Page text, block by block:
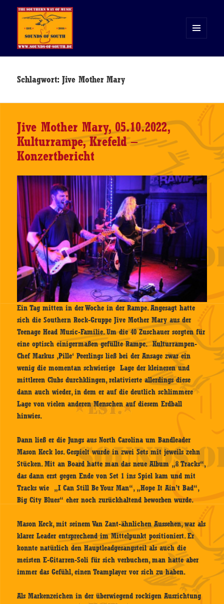
WIDGETS
Schlagwort:Jive Mother Mary
Jive Mother Mary, 05.10.2022,
Kulturrampe, Krefeld –
Konzertbericht
Ein Tag mitten in der Woche in der Rampe. Angesagt hatte
sich die Southern Rock-Gruppe Jive Mother Mary aus der
Teenage Head Music-Familie. Um die 40 Zuschauer sorgten für
eine optisch einigermaßen gefüllte Rampe. Kulturrampen-
Chef Markus ‚Pille‘ Peerlings ließ bei der Ansage zwar ein
wenig die momentan schwierige Lage der kleineren und
mittleren Clubs durchklingen, relativierte allerdings diese
dann auch wieder, in dem er auf die deutlich schlimmere
Lage von vielen anderen Menschen auf diesem Erdball
hinwies.
Dann ließ er die Jungs aus North Carolina um Bandleader
Mason Keck los. Gespielt wurde in zwei Sets mit jeweils zehn
Stücken. Mit an Board hatte man das neue Album „8 Tracks“,
das dann erst gegen Ende von Set 1 ins Spiel kam und mit
Tracks wie „I Can Still Be Your Man“, „Hope It Ain’t Bad“,
Big City Blues“ eher noch zurückhaltend beworben wurde.
Mason Keck, mit seinem Van Zant-ähnlichen Aussehen, war als
klarer Leader entsprechend im Mittelpunkt positioniert. Er
konnte natürlich den Hauptleadgesangsteil als auch die
meisten E-Gitarren-Soli für sich verbuchen, man hatte aber
immer das Gefühl, einen Teamplayer vor sich zu haben.
Als Markenzeichen in der überwiegend rockigen Ausrichtung